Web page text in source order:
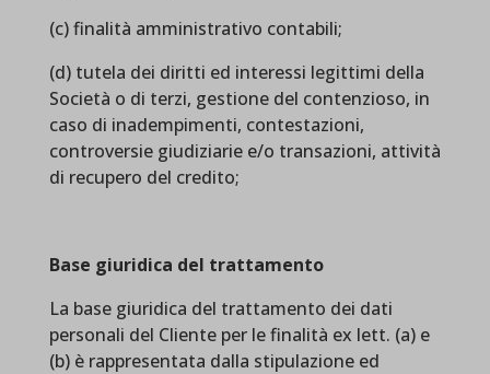
(c) finalità amministrativo contabili;
(d) tutela dei diritti ed interessi legittimi della
Società o di terzi, gestione del contenzioso, in
caso di inadempimenti, contestazioni,
controversie giudiziarie e/o transazioni, attività
di recupero del credito;
Base giuridica del trattamento
La base giuridica del trattamento dei dati
personali del Cliente per le finalità ex lett. (a) e
(b) è rappresentata dalla stipulazione ed